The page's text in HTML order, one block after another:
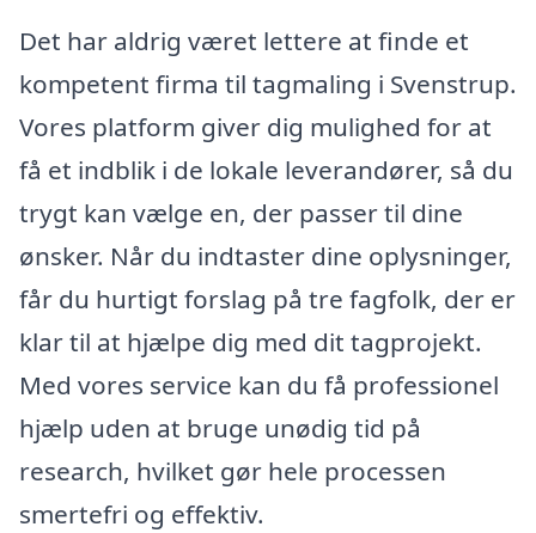
Det har aldrig været lettere at finde et
kompetent firma til tagmaling i Svenstrup.
Vores platform giver dig mulighed for at
få et indblik i de lokale leverandører, så du
trygt kan vælge en, der passer til dine
ønsker. Når du indtaster dine oplysninger,
får du hurtigt forslag på tre fagfolk, der er
klar til at hjælpe dig med dit tagprojekt.
Med vores service kan du få professionel
hjælp uden at bruge unødig tid på
research, hvilket gør hele processen
smertefri og effektiv.